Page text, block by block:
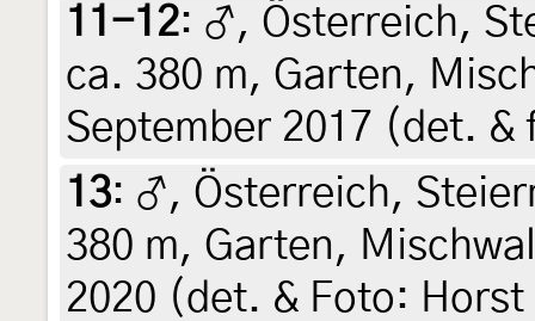
11-12: ♂, Österreich,
ca. 380 m, Garten,
September 2017 (det.
13: ♂, Österreich,
380 m, Garten,
2020 (det. & Foto: